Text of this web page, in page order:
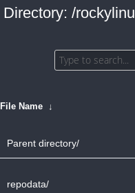
Directory: /
File Name ↓
Parent directory/
repodata/